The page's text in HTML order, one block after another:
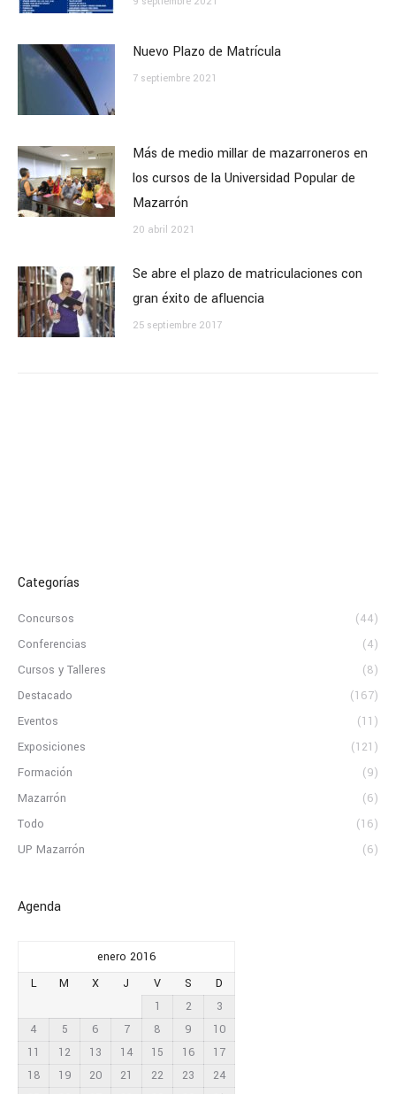
Nuevo Plazo de Matrícula
7 septiembre 2021
Más de medio millar de mazarroneros en
los cursos de la Universidad Popular de
Mazarrón
20 abril 2021
Se abre el plazo de matriculaciones con
gran éxito de afluencia
25 septiembre 2017
Categorías
Concursos
(44)
Conferencias
(4)
Cursos y Talleres
(8)
Destacado
(167)
Eventos
(11)
Exposiciones
(121)
Formación
(9)
Mazarrón
(6)
Todo
(16)
UP Mazarrón
(6)
Agenda
enero 2016
L
M X J V S
D
1
2
3
4
5 6 7 8 9
10
11
12 13 14 15 16
17
18
19 20 21 22 23
24